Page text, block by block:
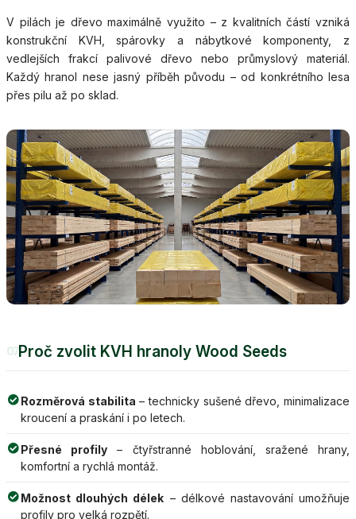
V pilách je dřevo maximálně využito – z kvalitních částí vzniká
konstrukční KVH, spárovky a nábytkové komponenty, z
vedlejších frakcí palivové dřevo nebo průmyslový materiál.
Každý hranol nese jasný příběh původu – od konkrétního lesa
přes pilu až po sklad.
07Proč zvolit KVH hranoly Wood Seeds
Rozměrová stabilita – technicky sušené dřevo, minimalizace
kroucení a praskání i po letech.
Přesné profily – čtyřstranné hoblování, sražené hrany,
komfortní a rychlá montáž.
Možnost dlouhých délek – délkové nastavování umožňuje
profily pro velká rozpětí.